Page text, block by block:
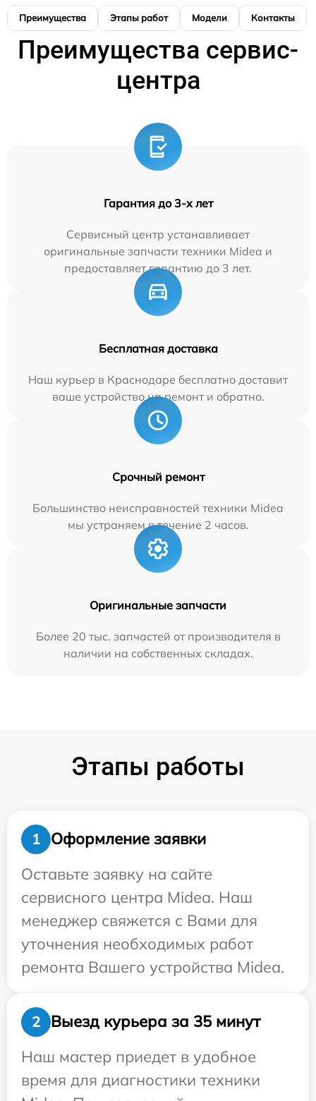
Преимущества Этапы работ Модели Контакты
Преимущества сервис-
центра
Гарантия до 3-х лет
Сервисный центр устанавливает
оригинальные запчасти техники Midea и
предоставляет гарантию до 3 лет.
Бесплатная доставка
Наш курьер в Краснодаре бесплатно доставит
ваше устройство на ремонт и обратно.
Срочный ремонт
Большинство неисправностей техники Midea
мы устраняем в течение 2 часов.
Оригинальные запчасти
Более 20 тыс. запчастей от производителя в
наличии на собственных складах.
Этапы работы
1
Оформление заявки
Оставьте заявку на сайте
сервисного центра Midea. Наш
менеджер свяжется с Вами для
уточнения необходимых работ
ремонта Вашего устройства Midea.
2
Выезд курьера за 35 минут
Наш мастер приедет в удобное
время для диагностики техники